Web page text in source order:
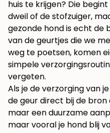
huis te krijgen? Die
dweil of de stofzuiger,
gezonde hond is echt de
van de geurtjes die we
weg te poetsen, komen
simpele
vergeten.
Als je de verzorging van
de geur direct bij de bron
maar een duurzame
maar vooral je hond blij